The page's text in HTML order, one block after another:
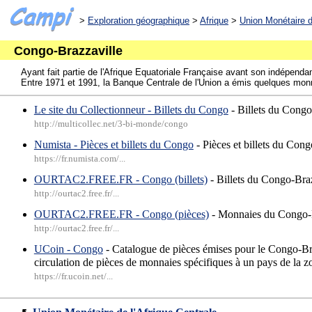
> Exploration géographique > Afrique > Union Monétaire
Congo-Brazzaville
Ayant fait partie de l'Afrique Equatoriale Française avant son
Entre 1971 et 1991, la Banque Centrale de l'Union a émis quelques
Le site du Collectionneur - Billets du Congo- Billets du
http://multicollec.net/3-bi-monde/congo
Numista - Pièces et billets du Congo- Pièces et billets du
https://fr.numista.com/...
OURTAC2.FREE.FR - Congo (billets)- Billets du Congo-
http://ourtac2.free.fr/...
OURTAC2.FREE.FR - Congo (pièces)- Monnaies du
http://ourtac2.free.fr/...
UCoin - Congo- Catalogue de pièces émises pour le Congo-
circulation de pièces de monnaies spécifiques à un pays de la
https://fr.ucoin.net/...